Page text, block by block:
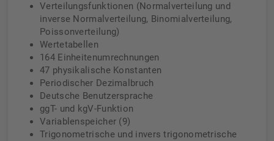
Verteilungsfunktionen (Normalverteilung und
inverse Normalverteilung, Binomialverteilung,
Poissonverteilung)
Wertetabellen
164 Einheitenumrechnungen
47 physikalische Konstanten
Periodischer Dezimalbruch
Deutsche Benutzersprache
ggT- und kgV-Funktion
Variablenspeicher (9)
Trigonometrische und invers trigonometrische